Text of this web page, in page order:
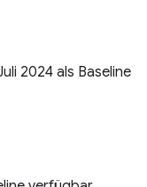
2024 als Baseline